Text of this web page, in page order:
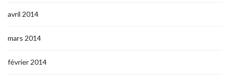
avril 2014
mars 2014
février 2014